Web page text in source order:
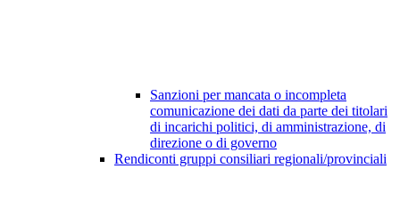
Sanzioni per mancata o incompleta
comunicazione dei dati da parte dei titolari
di incarichi politici, di amministrazione, di
direzione o di governo
Rendiconti gruppi consiliari regionali/provinciali